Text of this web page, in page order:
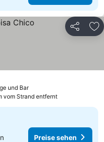
Teilen
und Bar
vom Strand entfernt
Preise sehen